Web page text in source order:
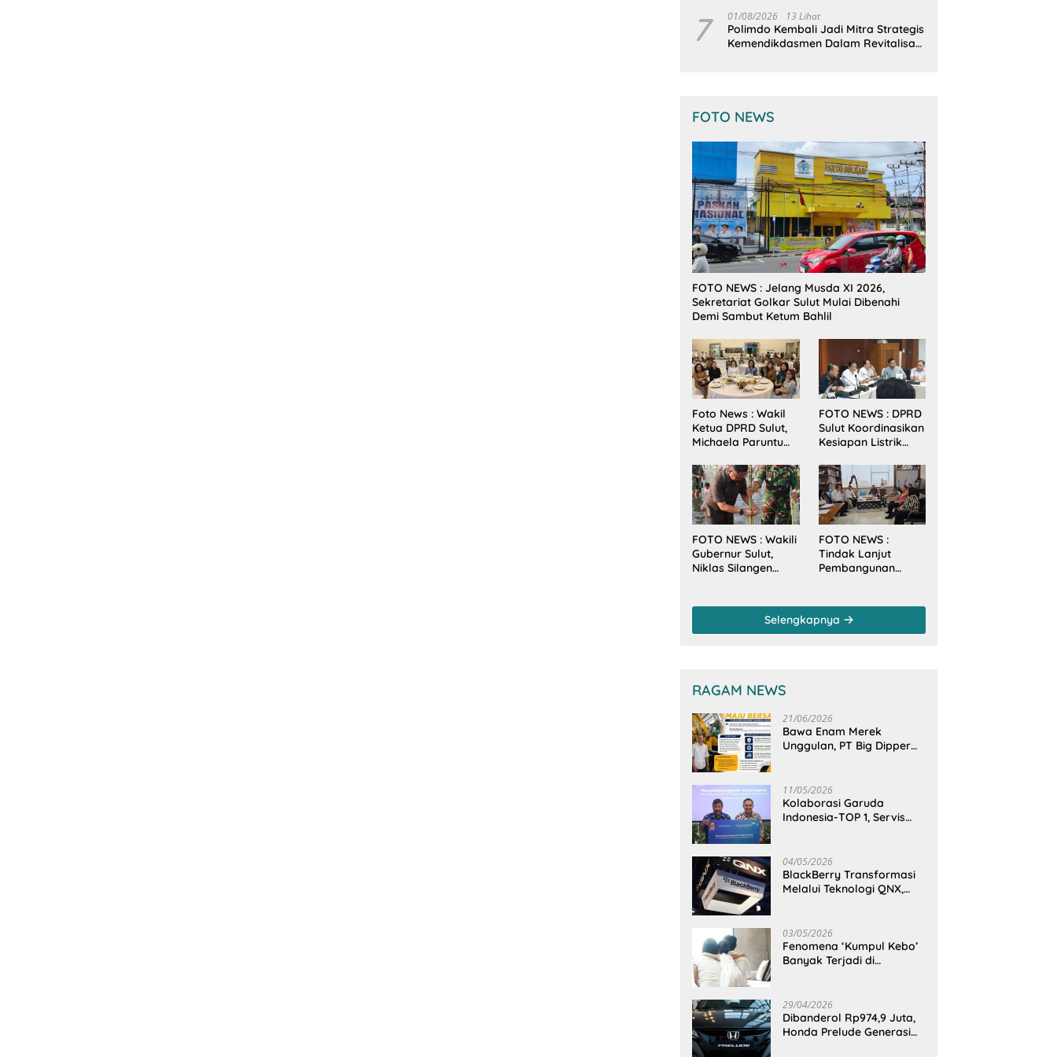
7 01/08/2026 13 Lihat
Polimdo Kembali Jadi Mitra Strategis
Kemendikdasmen Dalam Revitalisasi
FOTO NEWS
FOTO NEWS : Jelang Musda XI 2026,
Sekretariat Golkar Sulut Mulai Dibenahi
Demi Sambut Ketum Bahlil
Foto News : Wakil
Ketua DPRD Sulut,
Michaela Paruntu
Makan Malam
Gubernur Sulut
Bersama
Wamenkes RI
FOTO NEWS : DPRD
Sulut Koordinasikan
Kesiapan Listrik
Tahun Baru 2026
FOTO NEWS : Wakili
Gubernur Sulut,
Niklas Silangen
Desa Arakan Minsel
FOTO NEWS :
Tindak Lanjut
Pembangunan
Sulut Sambangi
Dirjen SDA
Selengkapnya
RAGAM NEWS
21/06/2026
Bawa Enam Merek
Unggulan, PT Big Dipper
Pasar di Sulawesi Utara
11/05/2026
Kolaborasi Garuda
Indonesia-TOP 1, Servis
04/05/2026
BlackBerry Transformasi
Melalui Teknologi QNX,
Otomotif
03/05/2026
Fenomena ‘Kumpul Kebo’
Banyak Terjadi di
di Kota Manado
29/04/2026
Dibanderol Rp974,9 Juta,
Honda Prelude Generasi